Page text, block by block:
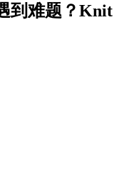
到难题？Knit